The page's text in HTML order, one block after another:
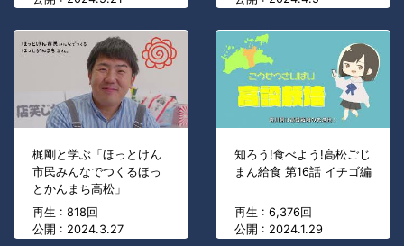
梶剛と学ぶ「ほっとけん
市民みんなでつくるほっ
とかんまち高松」
再生 : 818回
公開 : 2024.3.27
知ろう!食べよう!高松ごじ
まん給食 第16話 イチゴ編
再生 : 6,376回
公開 : 2024.1.29